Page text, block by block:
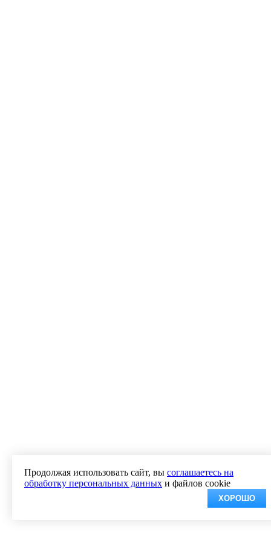
Продолжая использовать сайт, вы соглашаетесь на
обработку персональных данных и файлов cookie
ХОРОШО